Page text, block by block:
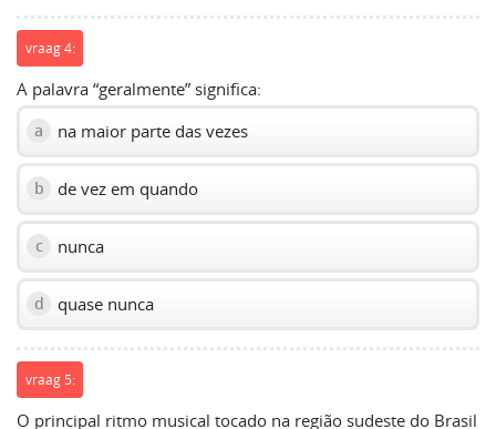
vraag 4:
A palavra “geralmente” significa:
a na maior parte das vezes
b de vez em quando
c nunca
d quase nunca
vraag 5:
O principal ritmo musical tocado na região sudeste do Brasil